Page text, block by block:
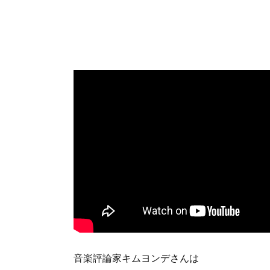
音楽評論家キムヨンデさんは